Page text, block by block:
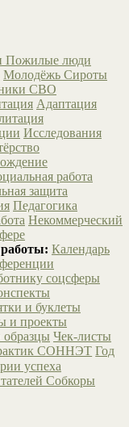
Пожилые люди
Молодёжь Сироты
СВО
Адаптация
Исследования
работа
защита
Педагогика
Некоммерческий
Календарь
соцсферы
и буклеты
и проекты
Чек-листы
СОННЭТ Год
успеха
Собкоры